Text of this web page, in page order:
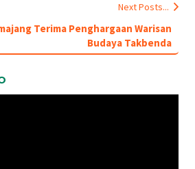
Next Posts...
Terima Penghargaan Warisan
Budaya Takbenda